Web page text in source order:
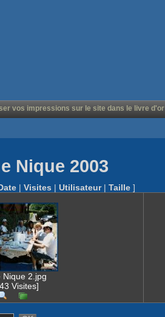
vos impressions sur le site dans le livre d'or
Nique 2003
| Visites | Utilisateur| Taille ]
Nique 2.jpg
Visites]